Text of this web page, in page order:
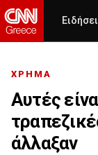
ΧΡΗΜΑ
Αυτές
άλλαξαν